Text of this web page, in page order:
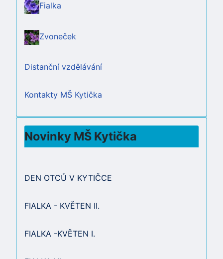
Fialka
Zvoneček
Distanční vzdělávání
Kontakty MŠ Kytička
Novinky MŠ Kytička
DEN OTCŮ V KYTIČCE
FIALKA - KVĚTEN II.
FIALKA -KVĚTEN I.